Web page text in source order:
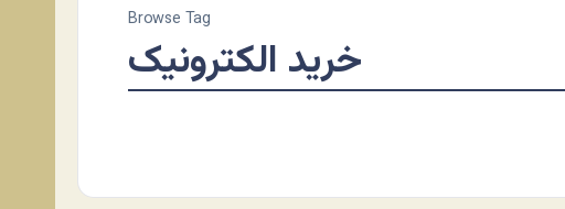
Browse Tag
خرید الکترونیک